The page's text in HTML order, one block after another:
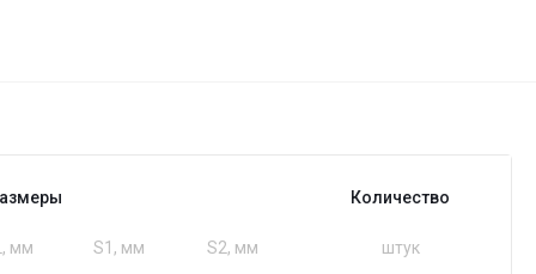
Количество
L, мм S1, мм S2, мм штук